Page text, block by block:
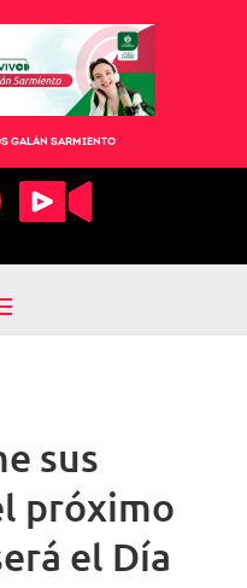
GALÁN SARMIENTO
sus
próximo
el Día